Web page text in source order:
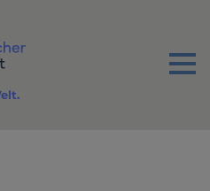
Menu